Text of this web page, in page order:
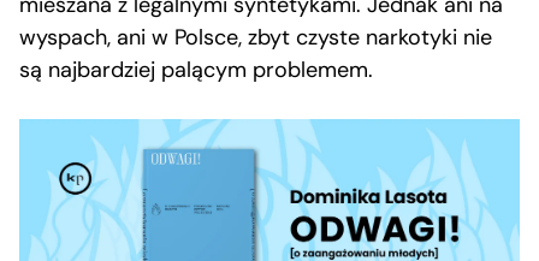
wyspach, ani w Polsce, zbyt czyste narkotyki nie
są najbardziej palącym problemem.